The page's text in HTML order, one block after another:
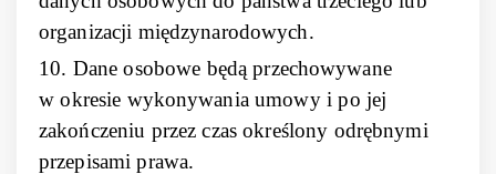
organizacji międzynarodowych.
10. Dane osobowe będą przechowywane
w okresie wykonywania umowy i po jej
zakończeniu przez czas określony odrębnymi
przepisami prawa.